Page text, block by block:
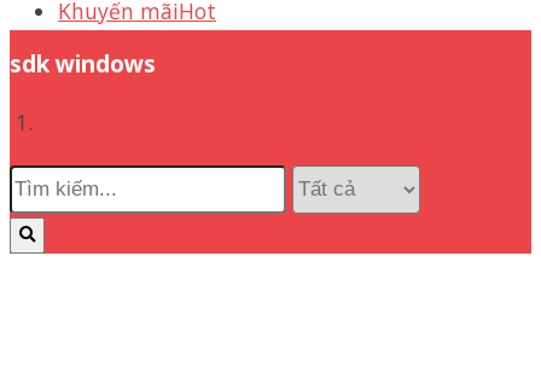
Khuyến mãiHot
sdk windows